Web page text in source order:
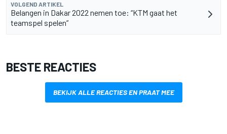
VOLGEND ARTIKEL
Belangen in Dakar 2022 nemen toe: “KTM gaat het
teamspel spelen”
BESTE REACTIES
BEKIJK ALLE REACTIES EN PRAAT MEE